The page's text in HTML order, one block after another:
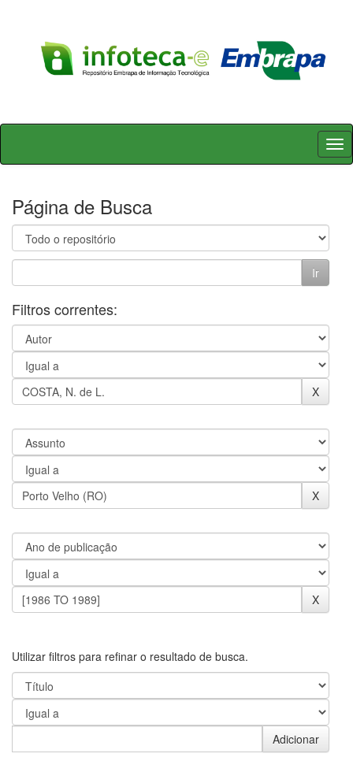
Skip
Página de Busca
Filtros correntes:
Utilizar filtros para refinar o resultado de busca.